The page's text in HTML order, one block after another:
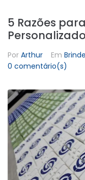
5 Razões
Por Arthur Em
0 comentário(s)